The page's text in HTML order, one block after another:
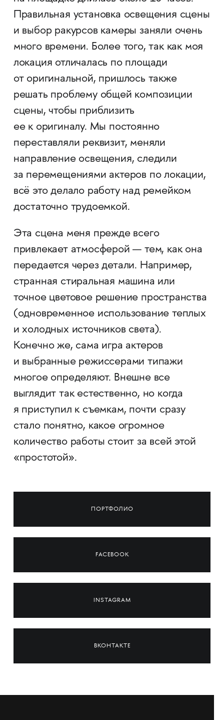
Правильная установка освещения сцены
и выбор ракурсов камеры заняли очень
много времени. Более того, так как моя
локация отличалась по площади
от оригинальной, пришлось также
решать проблему общей композиции
сцены, чтобы приблизить
ее к оригиналу. Мы постоянно
переставляли реквизит, меняли
направление освещения, следили
за перемещениями актеров по локации,
всё это делало работу над ремейком
достаточно трудоемкой.
Эта сцена меня прежде всего
привлекает атмосферой — тем, как она
передается через детали. Например,
странная стиральная машина или
точное цветовое решение пространства
(одновременное использование теплых
и холодных источников света).
Конечно же, сама игра актеров
и выбранные режиссерами типажи
многое определяют. Внешне все
выглядит так естественно, но когда
я приступил к съемкам, почти сразу
стало понятно, какое огромное
количество работы стоит за всей этой
«простотой».
ПОРТФОЛИО
FACEBOOK
INSTAGRAM
ВКОНТАКТЕ